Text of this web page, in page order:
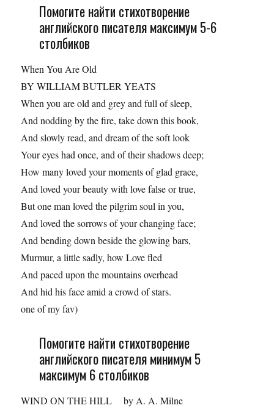
Помогите найти стихотворение
английского писателя максимум 5-6
столбиков
When You Are Old
BY WILLIAM BUTLER YEATS
When you are old and grey and full of sleep,
And nodding by the fire, take down this book,
And slowly read, and dream of the soft look
Your eyes had once, and of their shadows deep;
How many loved your moments of glad grace,
And loved your beauty with love false or true,
But one man loved the pilgrim soul in you,
And loved the sorrows of your changing face;
And bending down beside the glowing bars,
Murmur, a little sadly, how Love fled
And paced upon the mountains overhead
And hid his face amid a crowd of stars.
one of my fav)
Помогите найти стихотворение
английского писателя минимум 5
максимум 6 столбиков
WIND ON THE HILL by A. A. Milne